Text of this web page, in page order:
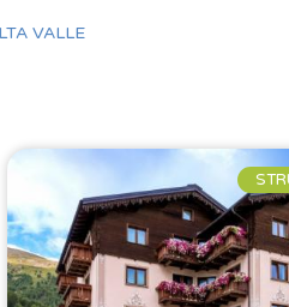
VALLE